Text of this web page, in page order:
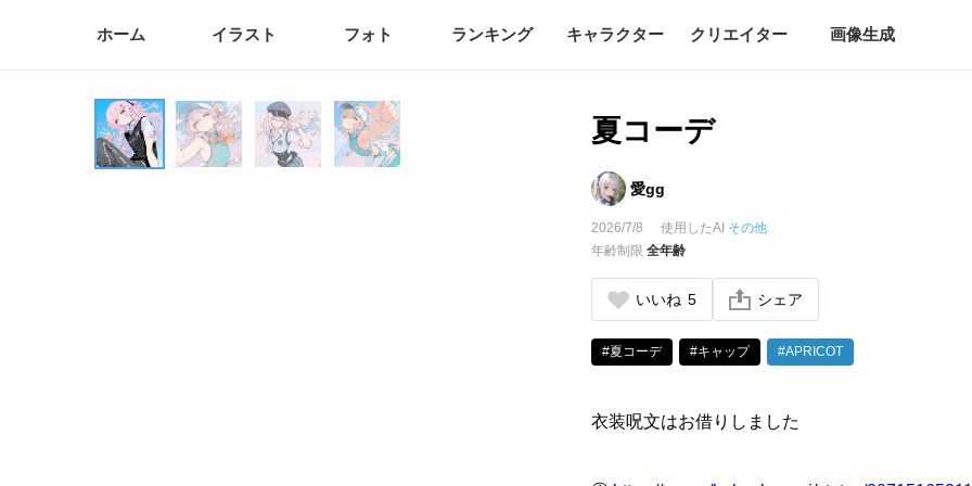
ホーム イラスト フォト ランキング キャラクター クリエイター 画像生成
夏コーデ
愛gg
2026/7/8 使用したAI その他
年齢制限全年齢
いいね 5 シェア
#夏コーデ #キャップ #APRICOT
衣装呪文はお借りしました